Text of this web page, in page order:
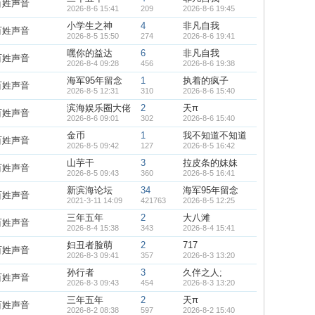
姓声音 2026-8-6 15:41 209 2026-8-6 19:45
姓声音 小学生之神
2026-8-5 15:50
4
274
非凡自我
2026-8-6 19:41
姓声音 嘿你的益达
2026-8-4 09:28
6
456
非凡自我
2026-8-6 19:38
姓声音 海军95年留念
2026-8-5 12:31
1
310
执着的疯子
2026-8-6 15:40
姓声音 滨海娱乐圈大佬
2026-8-6 09:01
2
302
天π
2026-8-6 15:40
姓声音 金币
2026-8-5 09:42
1
127
我不知道不知道
2026-8-5 16:42
姓声音 山芋干
2026-8-5 09:43
3
360
拉皮条的妹妹
2026-8-5 16:41
姓声音 新滨海论坛
2021-3-11 14:09
34
421763
海军95年留念
2026-8-5 12:25
姓声音 三年五年
2026-8-4 15:38
2
343
大八滩
2026-8-4 15:41
姓声音 妇丑者脸萌
2026-8-3 09:41
2
357
717
2026-8-3 13:20
姓声音 孙行者
2026-8-3 09:43
3
454
久伴之人;
2026-8-3 13:20
姓声音 三年五年
2026-8-2 08:38
2
597
天π
2026-8-2 15:40